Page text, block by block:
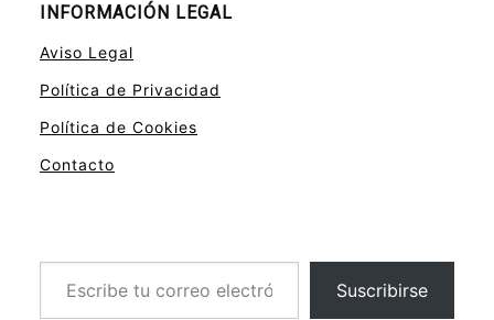
INFORMACIÓN LEGAL
Aviso Legal
Política de Privacidad
Política de Cookies
Contacto
Escribe tu correo electrónico…
Suscribirse